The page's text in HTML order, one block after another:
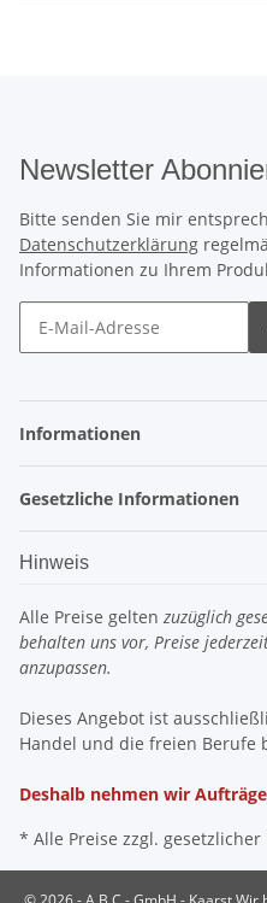
Newsletter
Bitte senden Sie mir
Datenschutzerklärung
Informationen zu Ihrem
Informationen
Gesetzliche Informationen
Hinweis
Alle Preise gelten zuzüglich
behalten uns vor, Preise
anzupassen.
Dieses Angebot ist
Handel und die freien Berufe
Deshalb nehmen wir
* Alle Preise zzgl. gesetzlicher